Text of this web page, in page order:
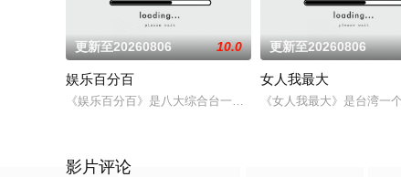
更新至20260806 10.0
娱乐百分百
《娱乐百分百》是八大综合台一档娱乐新闻节目，每天报道最
更新至20260806
女人我最大
《女人我最大》是台湾
影片评论